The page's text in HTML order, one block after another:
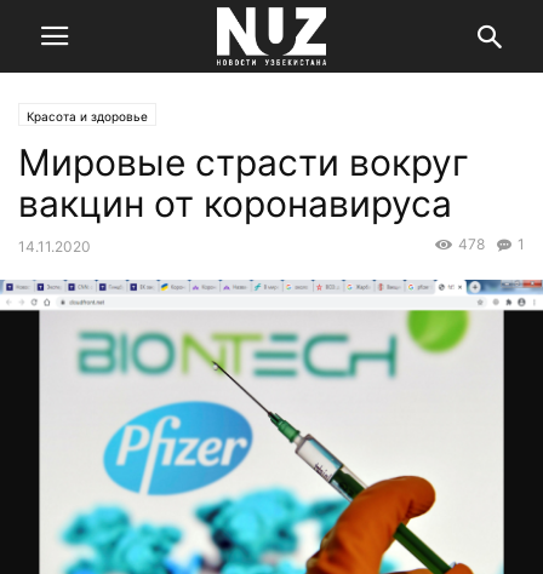
Красота и здоровье
Мировые страсти вокруг
вакцин от коронавируса
14.11.2020 1
478